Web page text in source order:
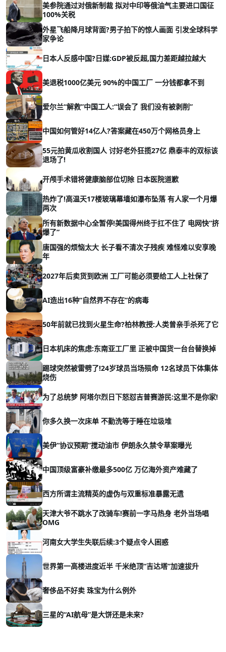
美参院通过对俄新制裁 拟对中印等俄油气主要进口国征
100%关税
外星飞船降月球背面?男子拍下的惊人画面 引发全球科学
家争论
日本人反感中国?日媒:GDP被反超,国力差距越拉越大
美退税1000亿美元 90%的中国工厂 一分钱都拿不到
爱尔兰“解救”中国工人:“误会了 我们没有被剥削”
中国如何管好14亿人?答案藏在450万个网格员身上
55元拍黄瓜收割国人 讨好老外狂揽27亿 鼎泰丰的双标该
退场了!
开颅手术错将健康脑部位切除 日本医院道歉
热炸了!高温天17楼玻璃幕墙如瀑布坠落 有人家一个月爆
两次
所有新数据中心全暂停!美国得州终于扛不住了 电网快“挤
爆了”
唐国强的烦恼太大 长子看不清次子残疾 难怪难以安享晚
年
2027年后卖货到欧洲 工厂可能必须要给工人上社保了
AI造出16种“自然界不存在”的病毒
50年前就已找到火星生命?柏林教授:人类曾亲手杀死了它
日本机床的焦虑:东南亚工厂里 正被中国货一台台替换掉
踢球突然被雷劈了!24岁球员当场殒命 12名球员下体集体
烧伤
为了总统梦 阿塔尔烈日下怒怼吉普赛游民:这里不是你家!
你多久换一次床单 不勤洗等于睡在垃圾堆
美伊“协议预期”搅动油市 伊朗永久禁令草案曝光
中国顶级富豪补缴最多500亿 万亿海外资产难藏了
西方所谓主流精英的虚伪与双重标准暴露无遗
天津大爷不跳水了改骑车!赛前一字马热身 老外当场唱
OMG
河南女大学生失联后续:3个疑点令人困惑
世界第一高楼进度近半 千米绝顶“吉达塔”加速拔升
奢侈品不好卖 珠宝为什么例外
三星的“AI航母”是大饼还是未来?